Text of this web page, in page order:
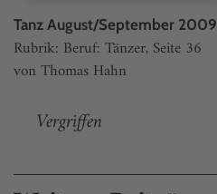
Tanz August/September 2009
Rubrik: Beruf: Tänzer, Seite 36
von Thomas Hahn
Vergriffen